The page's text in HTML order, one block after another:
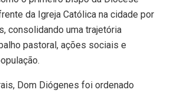
da Igreja Católica na cidade por
consolidando uma trajetória
pastoral, ações sociais e
Dom Diógenes foi ordenado